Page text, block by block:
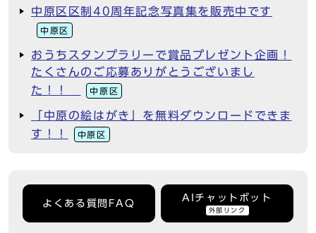
中原区区制40周年記念写真集を販売中です
中原区
おうちスタンプラリーで賞品プレゼント企画！
たくさんのご応募ありがとうございまし
た！！
中原区
「中原の絵はがき」を無料ダウンロードできま
す！！
中原区
よくある質問FAQ
AIチャットボット
外部リンク